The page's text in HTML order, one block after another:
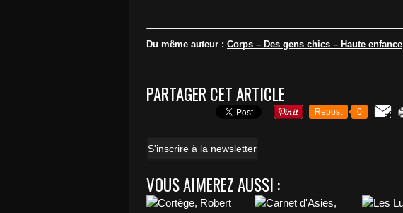
Du même auteur : Corps – Des gens chics – Haute enfance
PARTAGER CET ARTICLE
Repost 0
S'inscrire à la newsletter
VOUS AIMEREZ AUSSI :